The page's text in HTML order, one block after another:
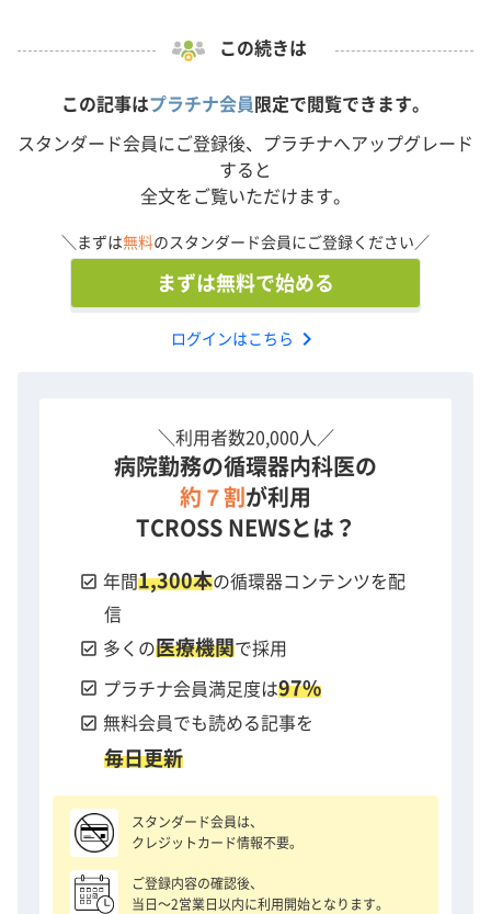
外収縮が確認されました。単純CTを撮像後、患者の様態
が急変し、直ちにカテ室への移動を開始しますが、カテ室
へ向かう途中のエレベーター前で呼吸停止、心臓マッサー
演者: 髙﨑 亮宏 氏（豊橋ハートセンター）
本動画は第12回 豊橋ライブデモンストレーションコース
演者の所属先は放映時のものとなります。
この続きは
この記事はプラチナ会員 限定で閲覧できます。
スタンダード会員にご登録後、プラチナへアップグレード
すると
全文をご覧いただけます。
＼まずは無料のスタンダード会員にご登録ください／
まずは無料で始める
ログインはこちら chevron_right
＼利用者数20,000人／
病院勤務の循環器内科医の
約７割 が利用
TCROSS NEWSとは？
check_box 年間1,300本の循環器コンテンツを配
信
check_box 多くの医療機関で採用
check_box プラチナ会員満足度は97%
check_box 無料会員でも読める記事を
毎日更新
スタンダード会員は、
クレジットカード情報不要。
ご登録内容の確認後、
当日〜2営業日以内に利用開始となります。